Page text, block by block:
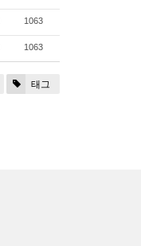
1063
1063
태그